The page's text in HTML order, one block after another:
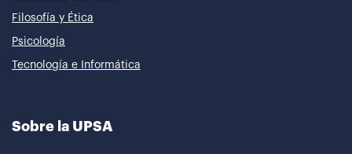
Filosofía y Ética
Psicología
Tecnología e Informática
Sobre la UPSA